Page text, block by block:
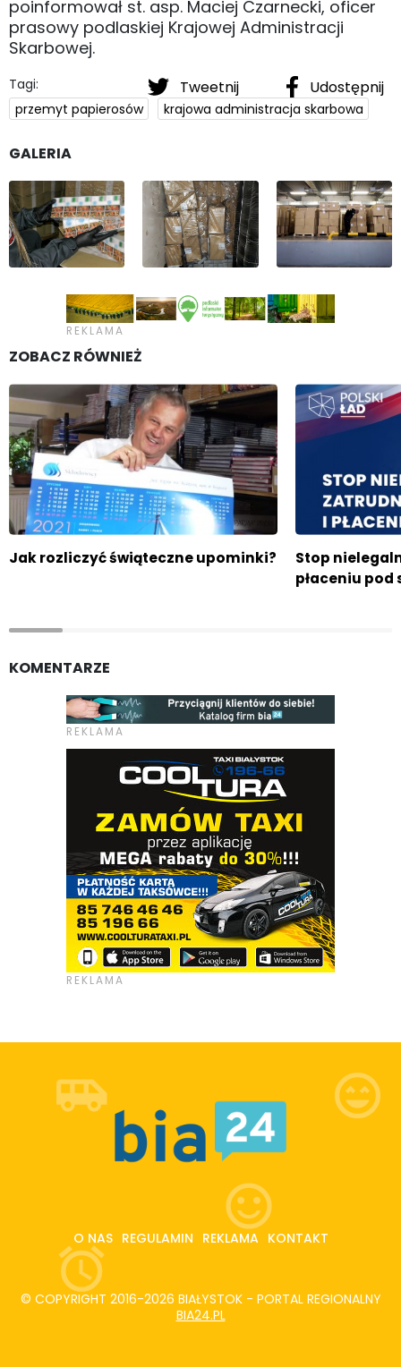
poinformował st. asp. Maciej Czarnecki, oficer
prasowy podlaskiej Krajowej Administracji
Skarbowej.
Tweetnij Udostępnij
Tagi:
przemyt papierosów
krajowa administracja skarbowa
GALERIA
ZOBACZ RÓWNIEŻ
Jak rozliczyć świąteczne upominki?
Stop
płaceniu pod
KOMENTARZE
O NAS REGULAMIN REKLAMA KONTAKT
© COPYRIGHT 2016-2026 BIAŁYSTOK - PORTAL REGIONALNY
BIA24.PL